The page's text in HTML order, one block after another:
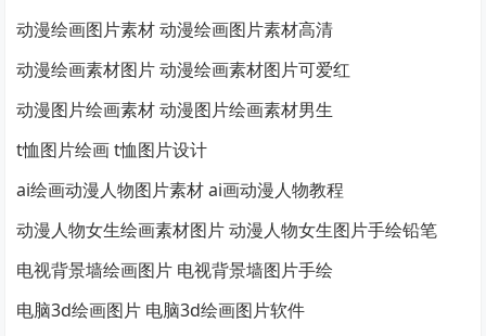
动漫绘画图片素材 动漫绘画图片素材高清
动漫绘画素材图片 动漫绘画素材图片可爱红
动漫图片绘画素材 动漫图片绘画素材男生
t恤图片绘画 t恤图片设计
ai绘画动漫人物图片素材 ai画动漫人物教程
动漫人物女生绘画素材图片 动漫人物女生图片手绘铅笔
电视背景墙绘画图片 电视背景墙图片手绘
电脑3d绘画图片 电脑3d绘画图片软件